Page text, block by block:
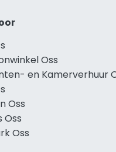
Oss
en Kamerverhuur
Oss
Oss
Oss